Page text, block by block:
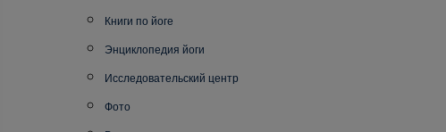
Книги по йоге
Энциклопедия йоги
Исследовательский центр
Фото